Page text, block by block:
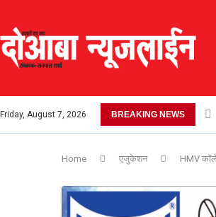
Friday, August 7, 2026 BREAKING NEWS
Home एजुकेशन HMV